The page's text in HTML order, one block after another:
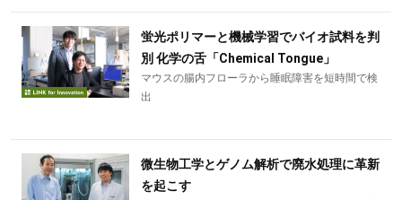
蛍光ポリマーと機械学習でバイオ試料を判
別 化学の舌「Chemical Tongue」
マウスの腸内フローラから睡眠障害を短時間で検
出
微生物工学とゲノム解析で廃水処理に革新
を起こす